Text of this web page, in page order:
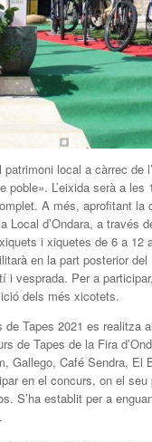
local a càrrec de
L’eixida serà a
A més, aprofitant
Local d’Ondara, a través
i xiquetes de 6 a
en la part posterior
i vesprada. Per a
dels més xicotets.
de Tapes 2021 es
de Tapes de la Fira
Gallego, Café Sendra,
en el concurs, on el
S’ha establit per a